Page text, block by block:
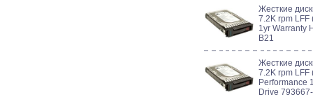
Жесткие
7.2K rpm LFF
1yr Warranty
B21
Жесткие
7.2K rpm LFF
Performance
Drive